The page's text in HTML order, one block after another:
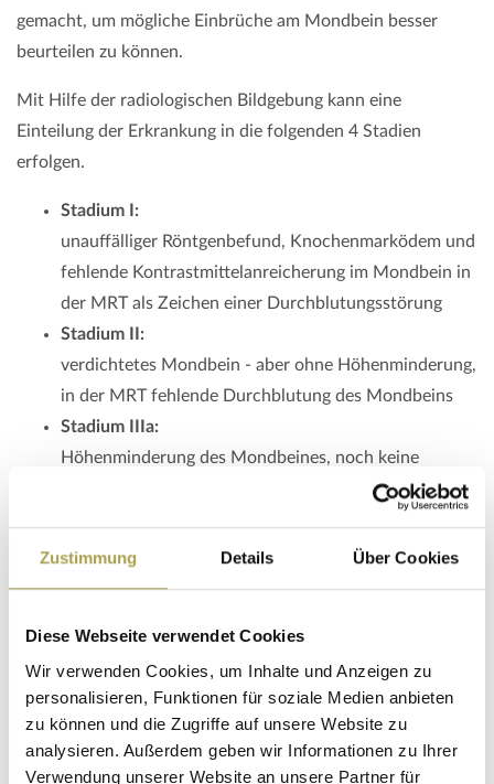
Zustimmung Details Über Cookies
Diese Webseite verwendet Cookies
Wir verwenden Cookies, um Inhalte und Anzeigen zu
personalisieren, Funktionen für soziale Medien anbieten
zu können und die Zugriffe auf unsere Website zu
analysieren. Außerdem geben wir Informationen zu Ihrer
Verwendung unserer Website an unsere Partner für
gemacht, um mögliche Einbrüche am Mondbein besser
beurteilen zu können.
Mit Hilfe der radiologischen Bildgebung kann eine
Einteilung der Erkrankung in die folgenden 4 Stadien
erfolgen.
Stadium I:
unauffälliger Röntgenbefund, Knochenmarködem und
fehlende Kontrastmittelanreicherung im Mondbein in
der MRT als Zeichen einer Durchblutungsstörung
Stadium II:
verdichtetes Mondbein - aber ohne Höhenminderung,
in der MRT fehlende Durchblutung des Mondbeins
Stadium IIIa:
Höhenminderung des Mondbeines, noch keine
Stadium IIIb:
Handwurzelknochen (= sog. karpaler Kollaps)
Stadium IIIc:
das Mondbein ist gebrochen (= koronale Fraktur)
Stadium IV: